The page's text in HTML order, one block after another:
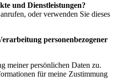
und Dienstleistungen?
anrufen, oder verwenden Sie dieses
personenbezogener
meiner persönlichen Daten zu.
für meine Zustimmung